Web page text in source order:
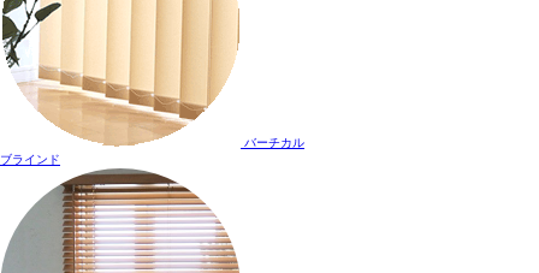
バーチカル
ブラインド